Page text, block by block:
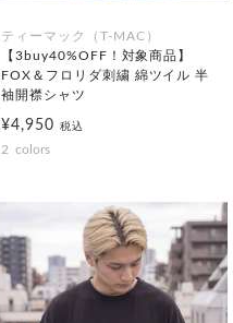
ティーマック（T-MAC）
【3buy40%OFF！対象商品】
FOX＆フロリダ刺繍 綿ツイル 半
袖開襟シャツ
¥4,950 税込
2 colors